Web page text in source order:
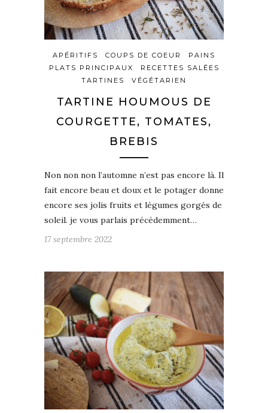
APÉRITIFS COUPS DE COEUR
PAINS
PLATS PRINCIPAUX
RECETTES SALÉES
TARTINES
VÉGÉTARIEN
TARTINE HOUMOUS DE
COURGETTE, TOMATES,
BREBIS
Non non non l’automne n’est pas encore là. Il
fait encore beau et doux et le potager donne
encore ses jolis fruits et légumes gorgés de
soleil. je vous parlais précédemment…
17 septembre 2022